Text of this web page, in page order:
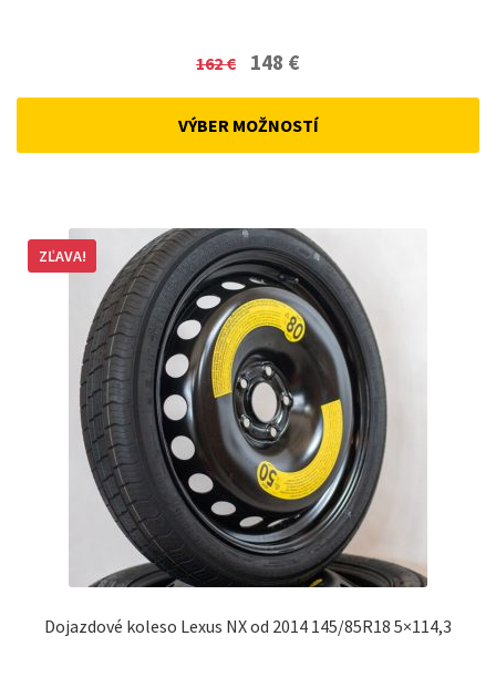
162€
Original
was:
148 €Current
VÝBER MOŽNOSTÍ
Dojazdové koleso Lexus NX od 2014 145/85R18 5×114,3
ZĽAVA!